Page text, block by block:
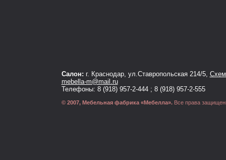
Салон: г. Краснодар, ул.Ставропольская 214/5,
mebella-m@mail.ru
Телефоны: 8 (918) 957-2-444 ; 8 (918) 957-2-555
© 2007, Мебельная фабрика «Мебелла».Все права